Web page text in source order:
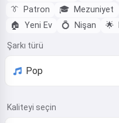
👔
Patron 🎓 Mezuniyet
🏠 Yeni Ev 💍 Nişan 🌟
Şarkı türü
Kaliteyi seçin